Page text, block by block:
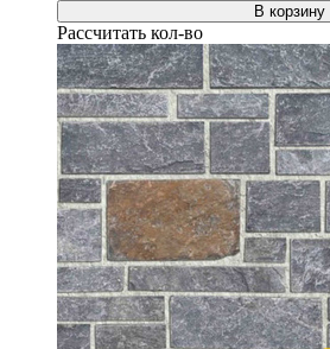
В корзину
Рассчитать кол-во